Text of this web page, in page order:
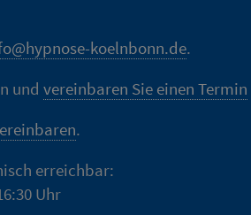
koelnbonn.de.
undvereinbaren Sie einen Termin
.
erreichbar:
Uhr